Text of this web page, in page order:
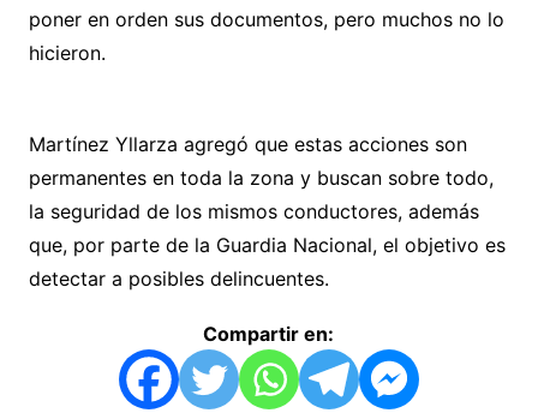
poner en orden sus documentos, pero muchos no lo
hicieron.
Martínez Yllarza agregó que estas acciones son
permanentes en toda la zona y buscan sobre todo,
la seguridad de los mismos conductores, además
que, por parte de la Guardia Nacional, el objetivo es
detectar a posibles delincuentes.
Compartir en: